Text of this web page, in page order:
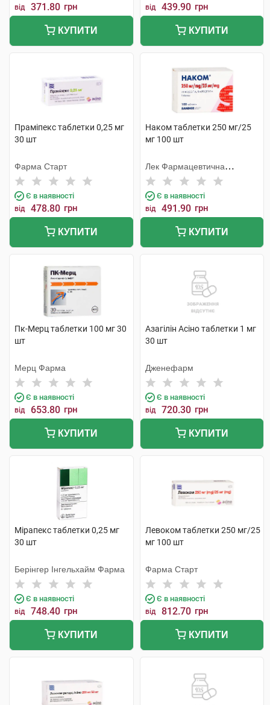
від 371.80 грн
КУПИТИ
від 439.90 грн
КУПИТИ
Праміпекс таблетки 0,25 мг
30 шт
Фарма Старт
Є в наявності
від 478.80 грн
КУПИТИ
Наком таблетки 250 мг/25
мг 100 шт
Лек Фармацевтична
компанія
Є в наявності
від 491.90 грн
КУПИТИ
Пк-Мерц таблетки 100 мг 30
шт
Мерц Фарма
Є в наявності
від 653.80 грн
КУПИТИ
Азагілін Асіно таблетки 1 мг
30 шт
Дженефарм
Є в наявності
від 720.30 грн
КУПИТИ
Мірапекс таблетки 0,25 мг
30 шт
Берінгер Інгельхайм Фарма
Є в наявності
від 748.40 грн
КУПИТИ
Левоком таблетки 250 мг/25
мг 100 шт
Фарма Старт
Є в наявності
від 812.70 грн
КУПИТИ